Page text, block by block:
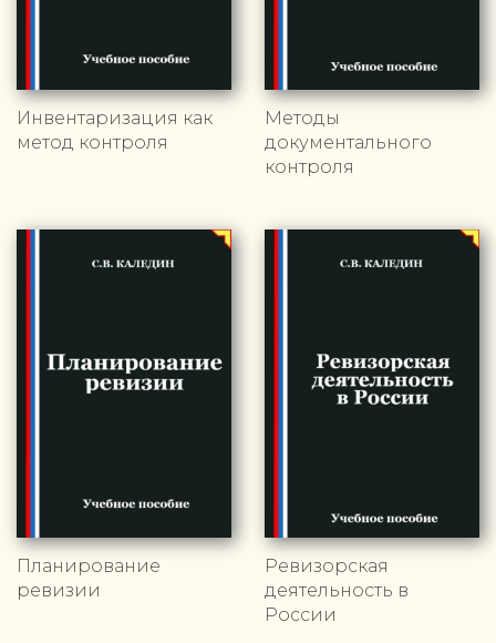
Инвентаризация как
метод контроля
Методы
документального
контроля
Планирование
ревизии
Ревизорская
деятельность в
России